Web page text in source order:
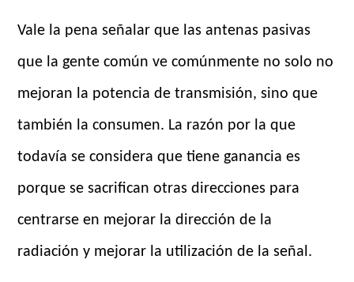
Vale la pena señalar que las antenas pasivas
que la gente común ve comúnmente no solo no
mejoran la potencia de transmisión, sino que
también la consumen. La razón por la que
todavía se considera que tiene ganancia es
porque se sacrifican otras direcciones para
centrarse en mejorar la dirección de la
radiación y mejorar la utilización de la señal.